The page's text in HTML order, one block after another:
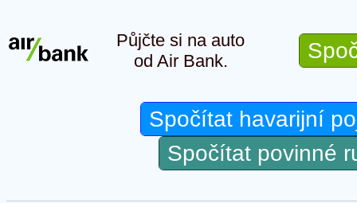
Půjčte si na auto
od Air Bank.
Spočítat havarijní
Spočítat povinné